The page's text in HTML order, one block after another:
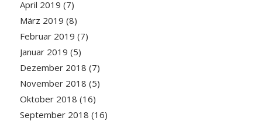
April 2019 (7)
März 2019 (8)
Februar 2019 (7)
Januar 2019 (5)
Dezember 2018 (7)
November 2018 (5)
Oktober 2018 (16)
September 2018 (16)